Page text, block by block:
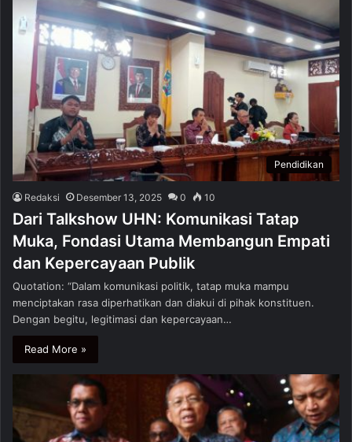
Pendidikan
Redaksi Desember 13, 2025 0 10
Dari Talkshow UHN: Komunikasi Tatap
Muka, Fondasi Utama Membangun Empati
dan Kepercayaan Publik
Quotation: “Dalam komunikasi politik, tatap muka mampu
menciptakan rasa diperhatikan dan diakui di pihak konstituen.
Dengan begitu, legitimasi dan kepercayaan…
Read More »